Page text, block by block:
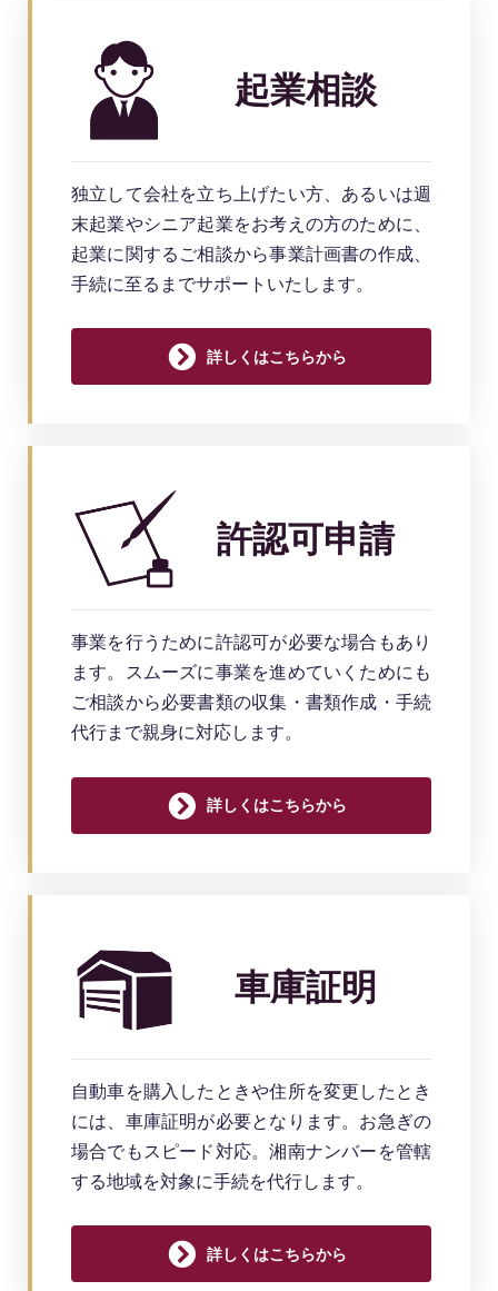
起業相談
独立して会社を立ち上げたい方、あるいは週
末起業やシニア起業をお考えの方のために、
起業に関するご相談から事業計画書の作成、
手続に至るまでサポートいたします。
詳しくはこちらから
許認可申請
事業を行うために許認可が必要な場合もあり
ます。スムーズに事業を進めていくためにも
ご相談から必要書類の収集・書類作成・手続
代行まで親身に対応します。
詳しくはこちらから
車庫証明
自動車を購入したときや住所を変更したとき
には、車庫証明が必要となります。お急ぎの
場合でもスピード対応。湘南ナンバーを管轄
する地域を対象に手続を代行します。
詳しくはこちらから